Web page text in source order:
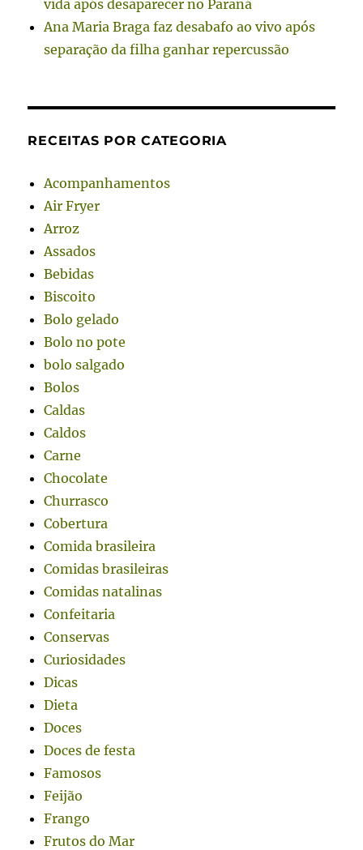
vida após desaparecer no Paraná
Ana Maria Braga faz desabafo ao vivo após
separação da filha ganhar repercussão
RECEITAS POR CATEGORIA
Acompanhamentos
Air Fryer
Arroz
Assados
Bebidas
Biscoito
Bolo gelado
Bolo no pote
bolo salgado
Bolos
Caldas
Caldos
Carne
Chocolate
Churrasco
Cobertura
Comida brasileira
Comidas brasileiras
Comidas natalinas
Confeitaria
Conservas
Curiosidades
Dicas
Dieta
Doces
Doces de festa
Famosos
Feijão
Frango
Frutos do Mar